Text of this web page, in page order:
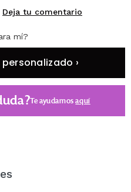
Deja tu comentario
mí?
›
Te ayudamosaquí